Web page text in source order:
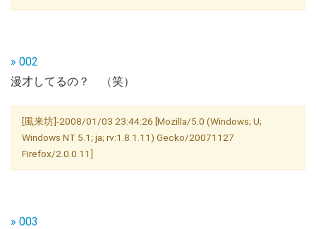
» 002
漫才してるの？ （笑）
[風来坊]-2008/01/03 23:44:26 [Mozilla/5.0 (Windows; U;
Windows NT 5.1; ja; rv:1.8.1.11) Gecko/20071127
Firefox/2.0.0.11]
» 003